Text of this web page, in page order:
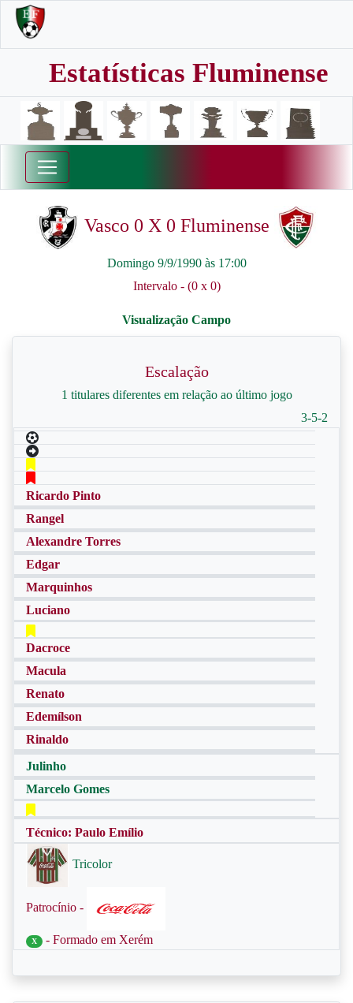
Estatísticas Fluminense
Vasco 0 X 0 Fluminense
Domingo 9/9/1990 às 17:00
Intervalo - (0 x 0)
Escalação
1 titulares diferentes em relação ao último jogo
3-5-2
Ricardo Pinto
Rangel
Alexandre Torres
Edgar
Marquinhos
Luciano
Dacroce
Macula
Renato
Edemílson
Rinaldo
Julinho
Marcelo Gomes
Técnico: Paulo Emílio
Tricolor
Patrocínio -
X - Formado em Xerém